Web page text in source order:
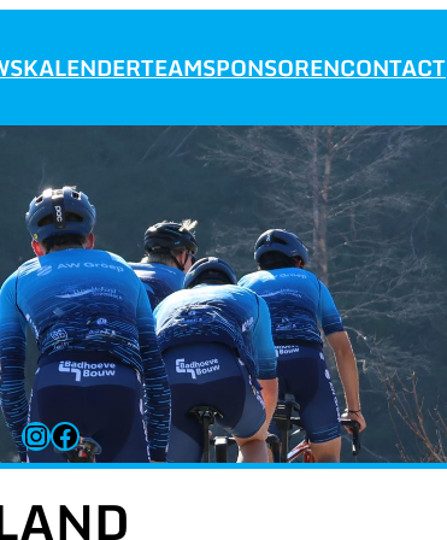
KALENDERTEAMSPONSORENCONTACT
Instagram
Facebook